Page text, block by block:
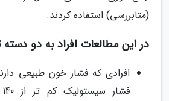
(متابررسی) استفاده کردند.
در این مطالعات افراد به دو
افرادی که فشار خون طبیعی